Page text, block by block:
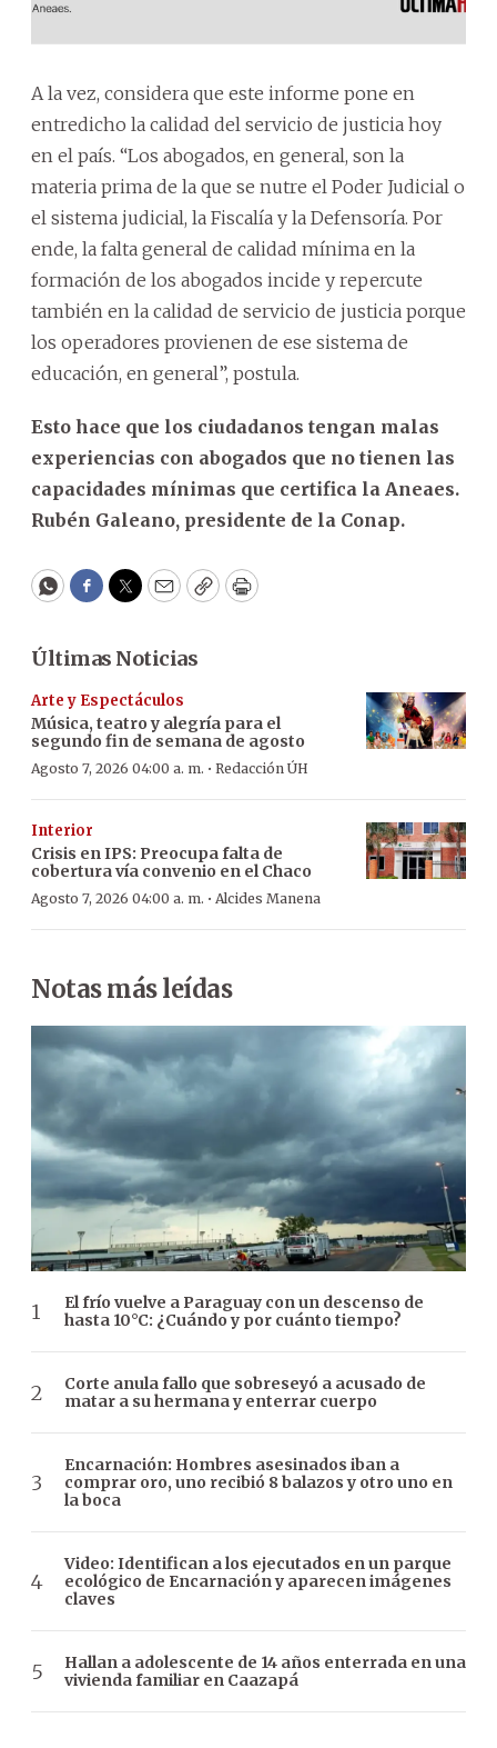
A la vez, considera que este informe pone en
entredicho la calidad del servicio de justicia hoy
en el país. “Los abogados, en general, son la
materia prima de la que se nutre el Poder Judicial o
el sistema judicial, la Fiscalía y la Defensoría. Por
ende, la falta general de calidad mínima en la
formación de los abogados incide y repercute
también en la calidad de servicio de justicia porque
los operadores provienen de ese sistema de
educación, en general”, postula.
Esto hace que los ciudadanos tengan malas
experiencias con abogados que no tienen las
capacidades mínimas que certifica la Aneaes.
Rubén Galeano, presidente de la Conap.
WhatsApp
Facebook
Twitter
EmailCopyPrint
Últimas Noticias
Arte y Espectáculos
Música, teatro y alegría para el
segundo fin de semana de agosto
Agosto 7, 2026 04:00 a. m. · Redacción ÚH
Interior
Crisis en IPS: Preocupa falta de
cobertura vía convenio en el Chaco
Agosto 7, 2026 04:00 a. m. · Alcides Manena
Notas más leídas
El frío vuelve a Paraguay con un descenso de
hasta 10°C: ¿Cuándo y por cuánto tiempo?
Corte anula fallo que sobreseyó a acusado de
matar a su hermana y enterrar cuerpo
Encarnación: Hombres asesinados iban a
comprar oro, uno recibió 8 balazos y otro uno en
la boca
Video: Identifican a los ejecutados en un parque
ecológico de Encarnación y aparecen imágenes
claves
Hallan a adolescente de 14 años enterrada en una
vivienda familiar en Caazapá